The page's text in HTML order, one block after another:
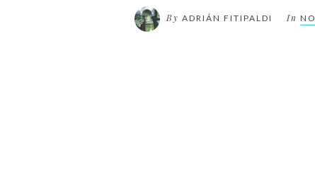
By ADRIÁN FITIPALDI In